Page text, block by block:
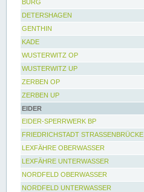
BURG
DETERSHAGEN
GENTHIN
KADE
WUSTERWITZ OP
WUSTERWITZ UP
ZERBEN OP
ZERBEN UP
EIDER
EIDER-SPERRWERK BP
FRIEDRICHSTADT STRASSENBRÜCKE
LEXFÄHRE OBERWASSER
LEXFÄHRE UNTERWASSER
NORDFELD OBERWASSER
NORDFELD UNTERWASSER